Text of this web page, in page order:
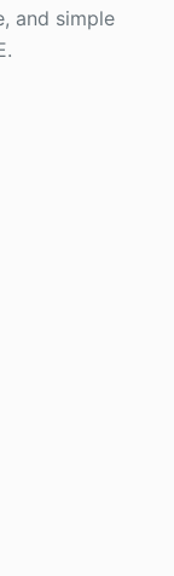
and simple